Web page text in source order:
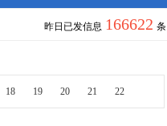
昨日已发信息 166622 条
18 19 20 21 22